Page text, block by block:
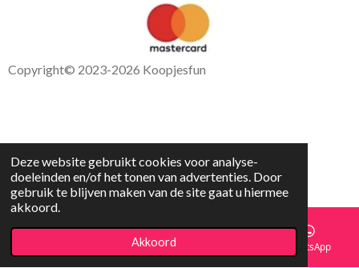
Deze website gebruikt cookies voor analyse-
doeleinden en/of het tonen van advertenties. Door
gebruik te blijven maken van de site gaat u hiermee
akkoord.
Akkoord
Copyright© 2023-2026 Koopjesfun
Facebook WhatsApp